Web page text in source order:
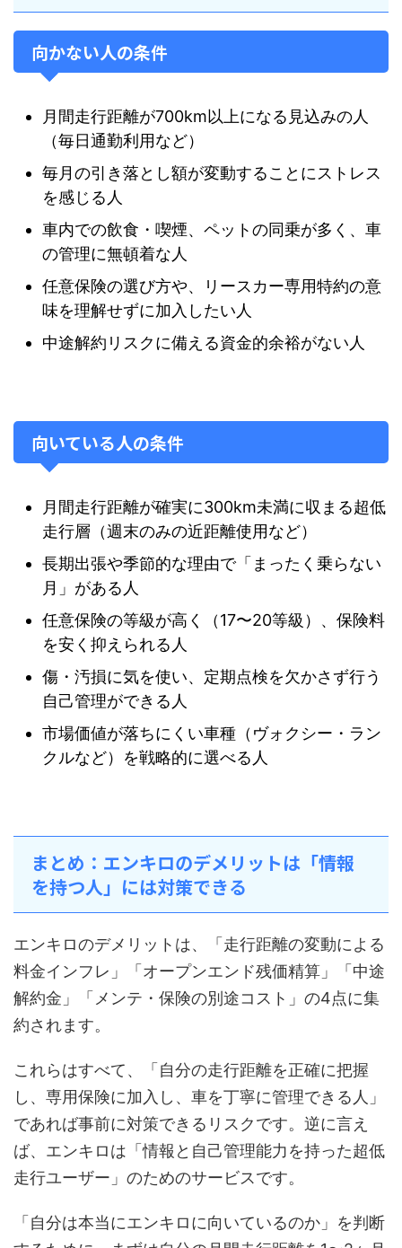
向かない人の条件
月間走行距離が700km以上になる見込みの人
（毎日通勤利用など）
毎月の引き落とし額が変動することにストレス
を感じる人
車内での飲食・喫煙、ペットの同乗が多く、車
の管理に無頓着な人
任意保険の選び方や、リースカー専用特約の意
味を理解せずに加入したい人
中途解約リスクに備える資金的余裕がない人
向いている人の条件
月間走行距離が確実に300km未満に収まる超低
走行層（週末のみの近距離使用など）
長期出張や季節的な理由で「まったく乗らない
月」がある人
任意保険の等級が高く（17〜20等級）、保険料
を安く抑えられる人
傷・汚損に気を使い、定期点検を欠かさず行う
自己管理ができる人
市場価値が落ちにくい車種（ヴォクシー・ラン
クルなど）を戦略的に選べる人
まとめ：エンキロのデメリットは「情報
を持つ人」には対策できる
エンキロのデメリットは、「走行距離の変動による
料金インフレ」「オープンエンド残価精算」「中途
解約金」「メンテ・保険の別途コスト」の4点に集
約されます。
これらはすべて、「自分の走行距離を正確に把握
し、専用保険に加入し、車を丁寧に管理できる人」
であれば事前に対策できるリスクです。逆に言え
ば、エンキロは「情報と自己管理能力を持った超低
走行ユーザー」のためのサービスです。
「自分は本当にエンキロに向いているのか」を判断